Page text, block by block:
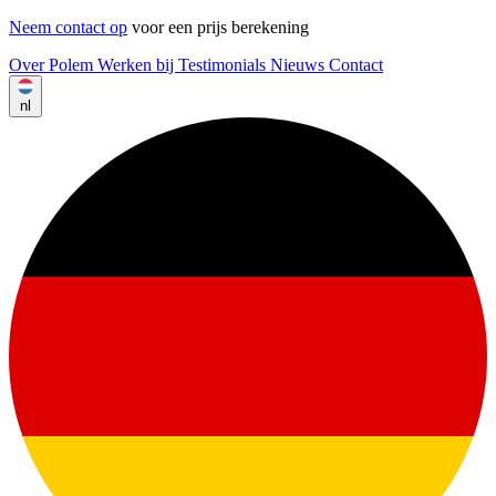
Neem contact op voor een prijs berekening
Over Polem Werken bij Testimonials Nieuws Contact
nl